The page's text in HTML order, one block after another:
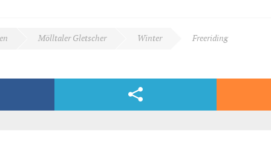
Mölltaler Gletscher Winter Freeriding